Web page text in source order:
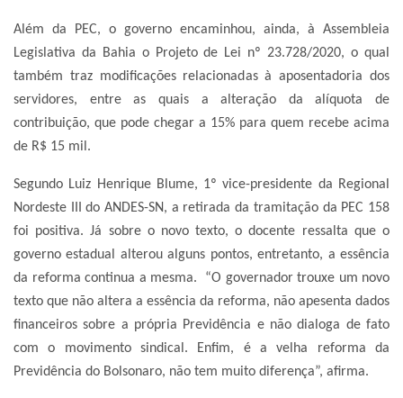
Além da PEC, o governo encaminhou, ainda, à Assembleia
Legislativa da Bahia o Projeto de Lei nº 23.728/2020, o qual
também traz modificações relacionadas à aposentadoria dos
servidores, entre as quais a alteração da alíquota de
contribuição, que pode chegar a 15% para quem recebe acima
de R$ 15 mil.
Segundo Luiz Henrique Blume, 1º vice-presidente da Regional
Nordeste III do ANDES-SN, a retirada da tramitação da PEC 158
foi positiva. Já sobre o novo texto, o docente ressalta que o
governo estadual alterou alguns pontos, entretanto, a essência
da reforma continua a mesma. “O governador trouxe um novo
texto que não altera a essência da reforma, não apesenta dados
financeiros sobre a própria Previdência e não dialoga de fato
com o movimento sindical. Enfim, é a velha reforma da
Previdência do Bolsonaro, não tem muito diferença”, afirma.